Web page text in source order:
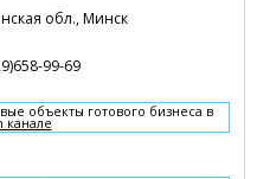
обл., Минск
99-69
объекты готового бизнеса в
канале